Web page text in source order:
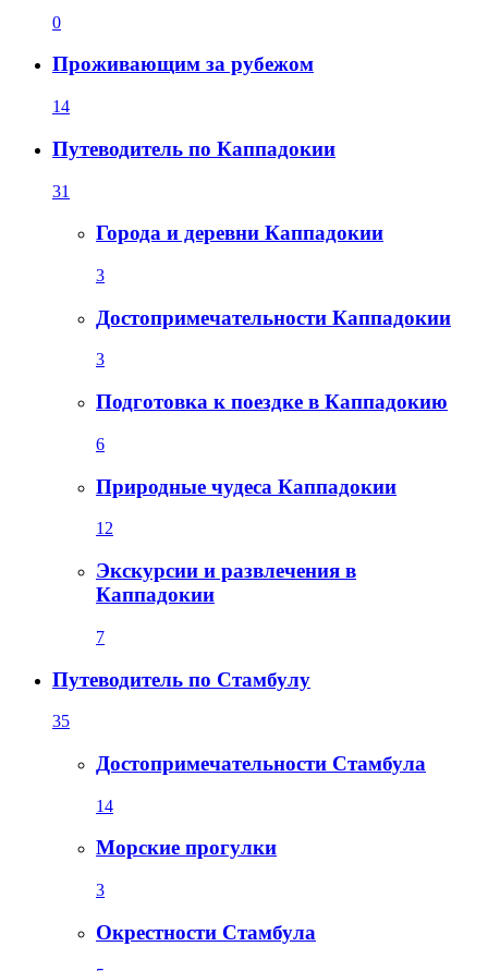
0
Проживающим за рубежом
14
Путеводитель по Каппадокии
31
Города и деревни Каппадокии
3
Достопримечательности Каппадокии
3
Подготовка к поездке в Каппадокию
6
Природные чудеса Каппадокии
12
Экскурсии и развлечения в
Каппадокии
7
Путеводитель по Стамбулу
35
Достопримечательности Стамбула
14
Морские прогулки
3
Окрестности Стамбула